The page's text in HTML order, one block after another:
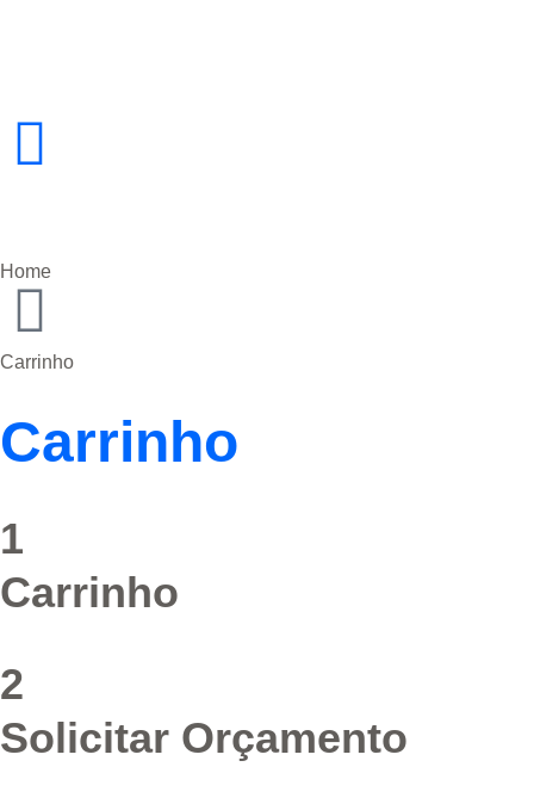
Home
Carrinho
Carrinho
1
Carrinho
2
Solicitar Orçamento